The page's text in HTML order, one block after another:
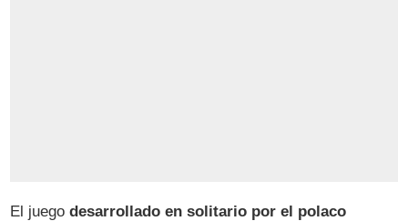
El juegodesarrollado en solitario por el polaco